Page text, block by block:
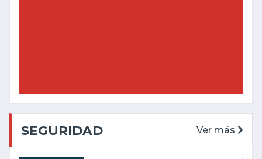
SEGURIDAD Ver más